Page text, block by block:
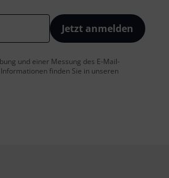
Jetzt anmelden
und einer Messung des E-Mail-
finden Sie in unseren